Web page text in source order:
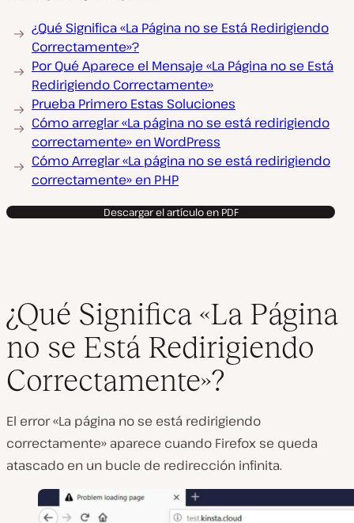
¿Qué Significa «La Página no se Está Redirigiendo
Correctamente»?
Por Qué Aparece el Mensaje «La Página no se Está
Redirigiendo Correctamente»
Prueba Primero Estas Soluciones
Cómo arreglar «La página no se está redirigiendo
correctamente» en WordPress
Cómo Arreglar «La página no se está redirigiendo
correctamente» en PHP
Descargar el artículo en PDF
¿Qué Significa «La Página
no se Está Redirigiendo
Correctamente»?
El error «La página no se está redirigiendo
correctamente» aparece cuando Firefox se queda
atascado en un bucle de redirección infinita.